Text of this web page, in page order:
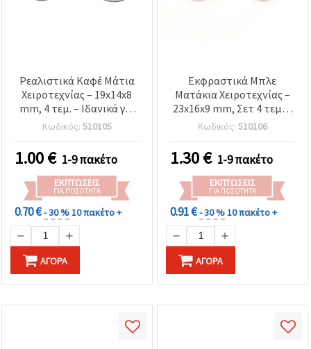
Ρεαλιστικά Καφέ Μάτια
Χειροτεχνίας – 19x14x8
mm, 4 τεμ. – Ιδανικά για
κούκλες, παιχνίδια,
διακόσμηση & DIY
κατασκευές
Κωδικός: 510105
1.00€ 1-9 πακέτο
ΕΚΠΤΏΣΕΙΣ
ΓΙΑ ΠΟΣΌΤΗΤΑ
0.70 €- 30 %10 πακέτο +
ΑΓΟΡΆ
Εκφραστικά Μπλε
Ματάκια Χειροτεχνίας –
23x16x9 mm, Σετ 4 τεμ. –
Ιδανικά για Κατασκευή
Παιχνιδιών, Διακόσμηση
& Δημιουργικές DIY
Κατασκευές
Κωδικός: 510106
1.30€ 1-9 πακέτο
ΕΚΠΤΏΣΕΙΣ
ΓΙΑ ΠΟΣΌΤΗΤΑ
0.91 €- 30 %10 πακέτο +
ΑΓΟΡΆ